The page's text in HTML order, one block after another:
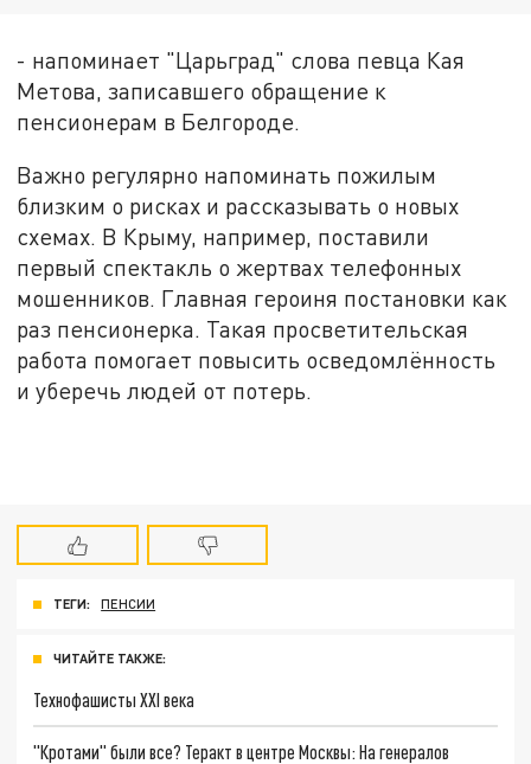
- напоминает "Царьград" слова певца Кая
Метова, записавшего обращение к
пенсионерам в Белгороде.
Важно регулярно напоминать пожилым
близким о рисках и рассказывать о новых
схемах. В Крыму, например, поставили
первый спектакль о жертвах телефонных
мошенников. Главная героиня постановки как
раз пенсионерка. Такая просветительская
работа помогает повысить осведомлённость
и уберечь людей от потерь.
ТЕГИ: ПЕНСИИ
ЧИТАЙТЕ ТАКЖЕ:
Технофашисты XXI века
"Кротами" были все? Теракт в центре Москвы: На генералов